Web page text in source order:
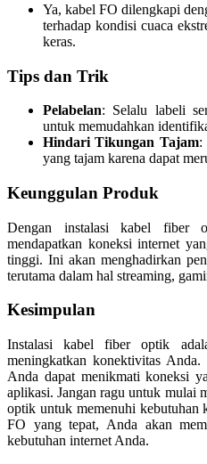
Ya, kabel FO dilengkapi
terhadap kondisi cuaca
keras.
Tips dan Trik
Pelabelan: Selalu labeli
untuk memudahkan
Hindari Tikungan Tajam:
yang tajam karena dapat
Keunggulan Produk
Dengan instalasi kabel fiber
mendapatkan koneksi internet
tinggi. Ini akan menghadirkan
terutama dalam hal streaming,
Kesimpulan
Instalasi kabel fiber optik
meningkatkan konektivitas
Anda dapat menikmati koneksi
aplikasi. Jangan ragu untuk mulai
optik untuk memenuhi kebutuhan
FO yang tepat, Anda akan
kebutuhan internet Anda.